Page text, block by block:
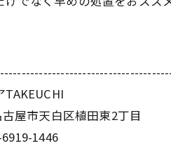
TAKEUCHI
屋市天白区植田東2丁目
1446